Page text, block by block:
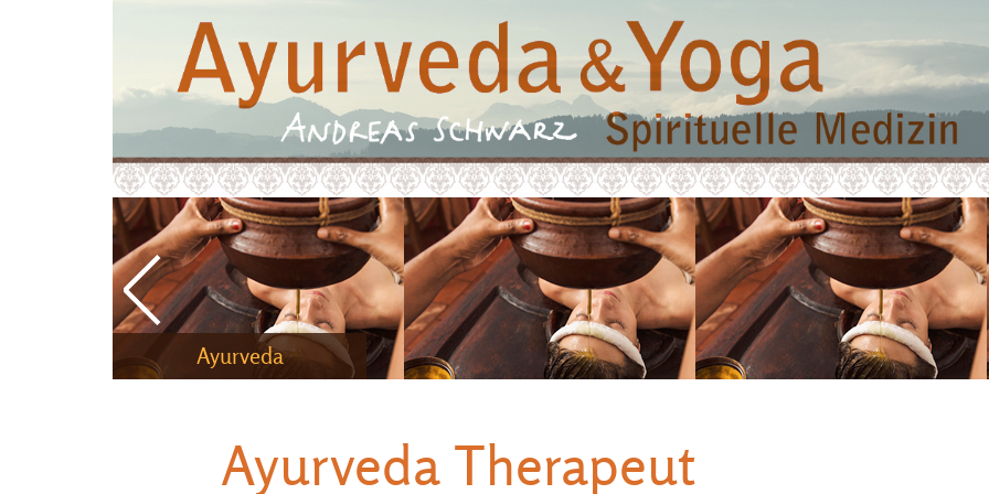
Ayurveda
Ayurveda Therapeut